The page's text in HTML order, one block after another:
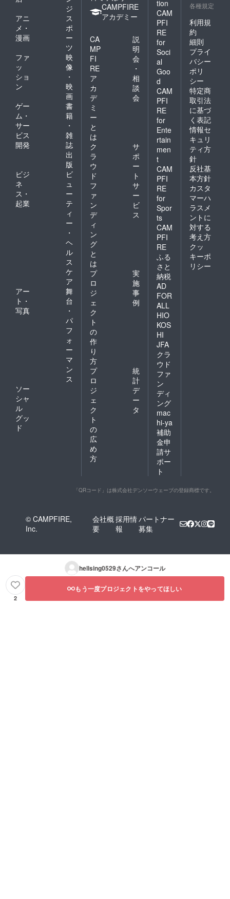
ジ
アニ
メ・
漫画
ス
ポ
ー
ツ
ファ
ッ
ショ
ン
映
像
・
映
画
ゲー
ム・
サー
ビス
開発
書
籍
・
雑
誌
出
版
ビジ
ネ
ス・
起業
ビ
ュ
ー
テ
ィ
ー
・
ヘ
ル
ス
ケ
ア
アー
ト・
写真
舞
台
・
パ
フ
ォ
ー
マ
ン
ス
ソー
シャ
ル
グッ
ド
CAMPFIRE
アカデミー
CA
MP
FI
RE
ア
カ
デ
ミ
ー
と
は
説
明
会
・
相
談
会
ク
ラ
ウ
ド
フ
ァ
ン
デ
ィ
ン
グ
と
は
サ
ポ
ー
ト
サ
ー
ビ
ス
プ
ロ
ジ
ェ
ク
ト
の
作
り
方
実
施
事
例
プ
ロ
ジ
ェ
ク
ト
の
広
め
方
統
計
デ
ー
タ
tion
CAM
PFI
RE
for
Soci
al
Goo
d
CAM
PFI
RE
for
Ente
rtain
men
t
CAM
PFI
RE
for
Spor
ts
CAM
PFI
RE
ふる
さと
納税
AD
FOR
ALL
HIO
KOS
HI
JFA
クラ
ウド
ファ
ン
ディ
ング
mac
hi-ya
補助
金申
請サ
ポー
ト
各種規定
利用規
約
細則
プライ
バシー
ポリ
シー
特定商
取引法
に基づ
く表記
情報セ
キュリ
ティ方
針
反社基
本方針
カスタ
マーハ
ラスメ
ントに
対する
考え方
クッ
キーポ
リシー
「QRコード」は株式会社デンソーウェーブの登録商標です。
© CAMPFIRE,
Inc.
会社概
要
採用情
報
パートナー
募集
hellsing0529さんへアンコール
2
もう一度プロジェクトをやってほしい